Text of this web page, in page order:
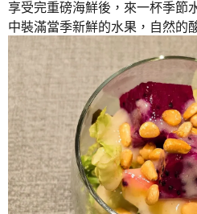
享受完重磅海鮮後，來一杯季節
中裝滿當季新鮮的水果，自然的